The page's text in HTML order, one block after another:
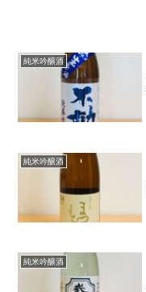
純米吟醸酒
純米吟醸酒
純米吟醸酒